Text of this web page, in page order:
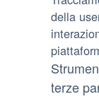
della
terze